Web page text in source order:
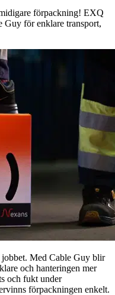
förpackning! EXQ
Guy för enklare transport,
Med Cable Guy blir
och hanteringen mer
och fukt under
förpackningen enkelt.